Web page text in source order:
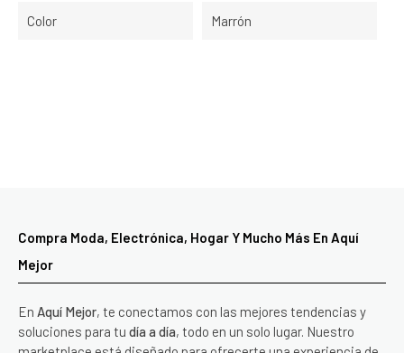
Color Marrón
Compra Moda, Electrónica, Hogar Y Mucho Más En Aquí
Mejor
En Aquí Mejor, te conectamos con las mejores tendencias y
soluciones para tu día a día, todo en un solo lugar. Nuestro